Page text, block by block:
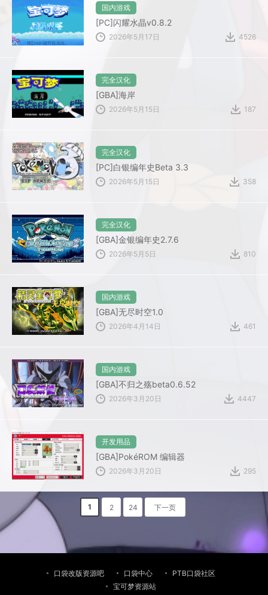
国内游戏
[PC]闪耀水晶v0.8.2
2026年5月17日 4526
完全汉化
[GBA]海岸
2026年5月15日 187
完全汉化
[PC]白银编年史Beta 3.3
2026年5月15日 358
完全汉化
[GBA]金银编年史2.7.6
2026年5月5日 810
国内游戏
[GBA]无尽时空1.0
2026年4月14日 461
国内游戏
[GBA]不归之殇beta0.6.52
2026年3月20日 4447
开发用品
[GBA]PokéROM 编辑器
2026年3月20日 295
1 2 24 下一页
口袋改版资源吧 口袋中心
PTB口袋社区
宝可梦资源站